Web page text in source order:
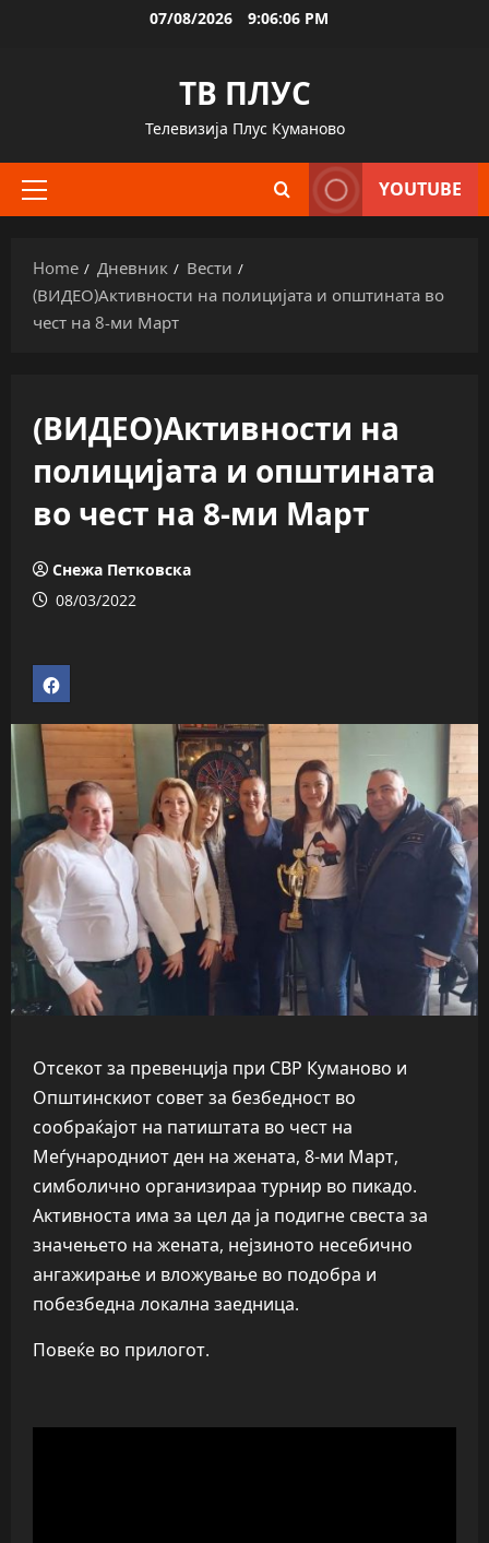
07/08/2026 9:06:06 PM
ТВ ПЛУС
Телевизија Плус Куманово
Primary
YOUTUBE
Home Дневник
Вести
(ВИДЕО)Активности на полицијата и општината во
чест на 8-ми Март
(ВИДЕО)Активности на
полицијата и општината
во чест на 8-ми Март
Снежа Петковска
08/03/2022
Отсекот за превенција при СВР Куманово и
Општинскиот совет за безбедност во
сообраќајот на патиштата во чест на
Меѓународниот ден на жената, 8-ми Март,
симболично организираа турнир во пикадо.
Активноста има за цел да ја подигне свеста за
значењето на жената, нејзиното несебично
ангажирање и вложување во подобра и
побезбедна локална заедница.
Повеќе во прилогот.